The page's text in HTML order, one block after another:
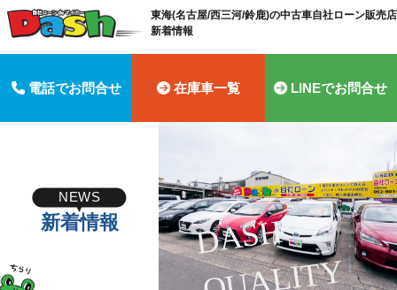
東海(名古屋/西三河/鈴鹿)の中古車自社ローン販売
新着情報
電話でお問合せ 在庫車一覧 LINEでお問合せ
D
A
S
H
Q
U
A
LI
T
NEWS
新着情報